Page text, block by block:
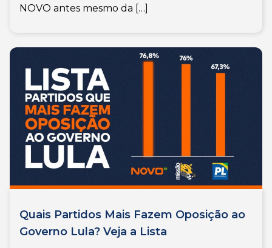
NOVO antes mesmo da […]
Quais Partidos Mais Fazem Oposição ao
Governo Lula? Veja a Lista